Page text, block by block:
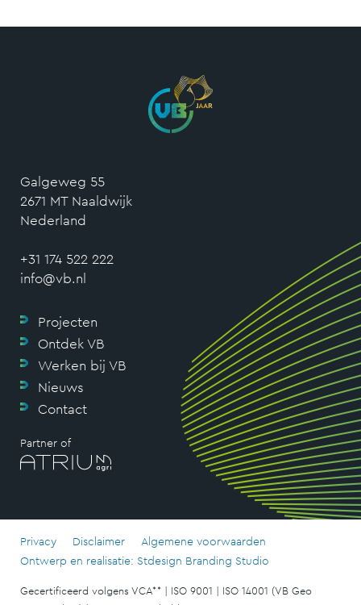
Galgeweg 55
2671 MT Naaldwijk
Nederland
+31 174 522 222
info@vb.nl
Projecten
Ontdek VB
Werken bij VB
Nieuws
Contact
Partner of
Privacy Disclaimer
Algemene voorwaarden
Ontwerp en realisatie: Stdesign Branding Studio
Gecertificeerd volgens VCA** | ISO 9001 | ISO 14001 (VB Geo